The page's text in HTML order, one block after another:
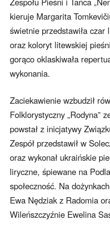
kieruje Margarita
świetnie przedstawiła czar
oraz koloryt litewskiej
gorąco oklaskiwała
wykonania.
Zaciekawienie wzbudził
Folklorystyczny „Rodyna”
powstał z inicjatywy
Zespół przedstawił w
oraz wykonał ukraińskie
liryczne, śpiewane na
społeczność. Na
Ewa Nędziak z Radomia
Wileńszczyźnie Ewelina